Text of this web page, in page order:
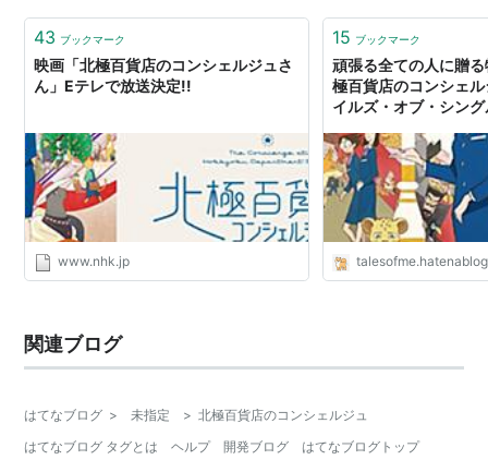
43 ブックマーク
映画「北極百貨店のコンシェルジュさ
ん」Eテレで放送決定!!
www.nhk.jp
15 ブックマーク
頑張る全ての人に贈
極百貨店のコンシェ
イルズ・オブ・シン
関連ブログ
はてなブログ > 未指定 > 北極百貨店のコンシェルジュ
はてなブログ タグとは
ヘルプ 開発ブログ
はてなブログトップ